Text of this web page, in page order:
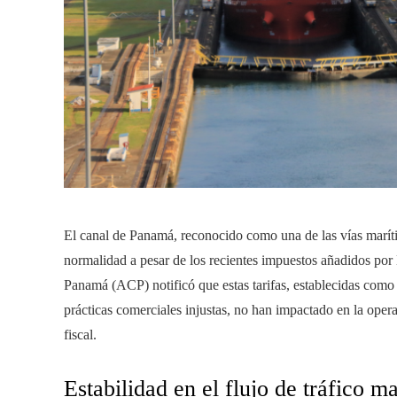
El canal de Panamá, reconocido como una de las vías
normalidad a pesar de los recientes impuestos añadidos
Panamá (ACP) notificó que estas tarifas, establecidas
prácticas comerciales injustas, no han impactado en la
fiscal.
Estabilidad en el flujo de tráfico